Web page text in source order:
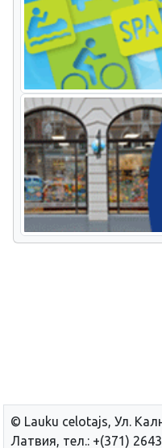
© Lauku сelotajs, Ул.
Латвия, тел.: +(371)